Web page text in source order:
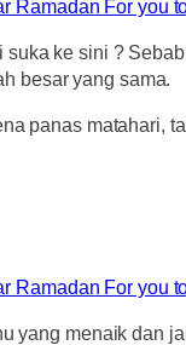
ke sini ?
besar yang sama.
panas matahari,
yang menaik dan